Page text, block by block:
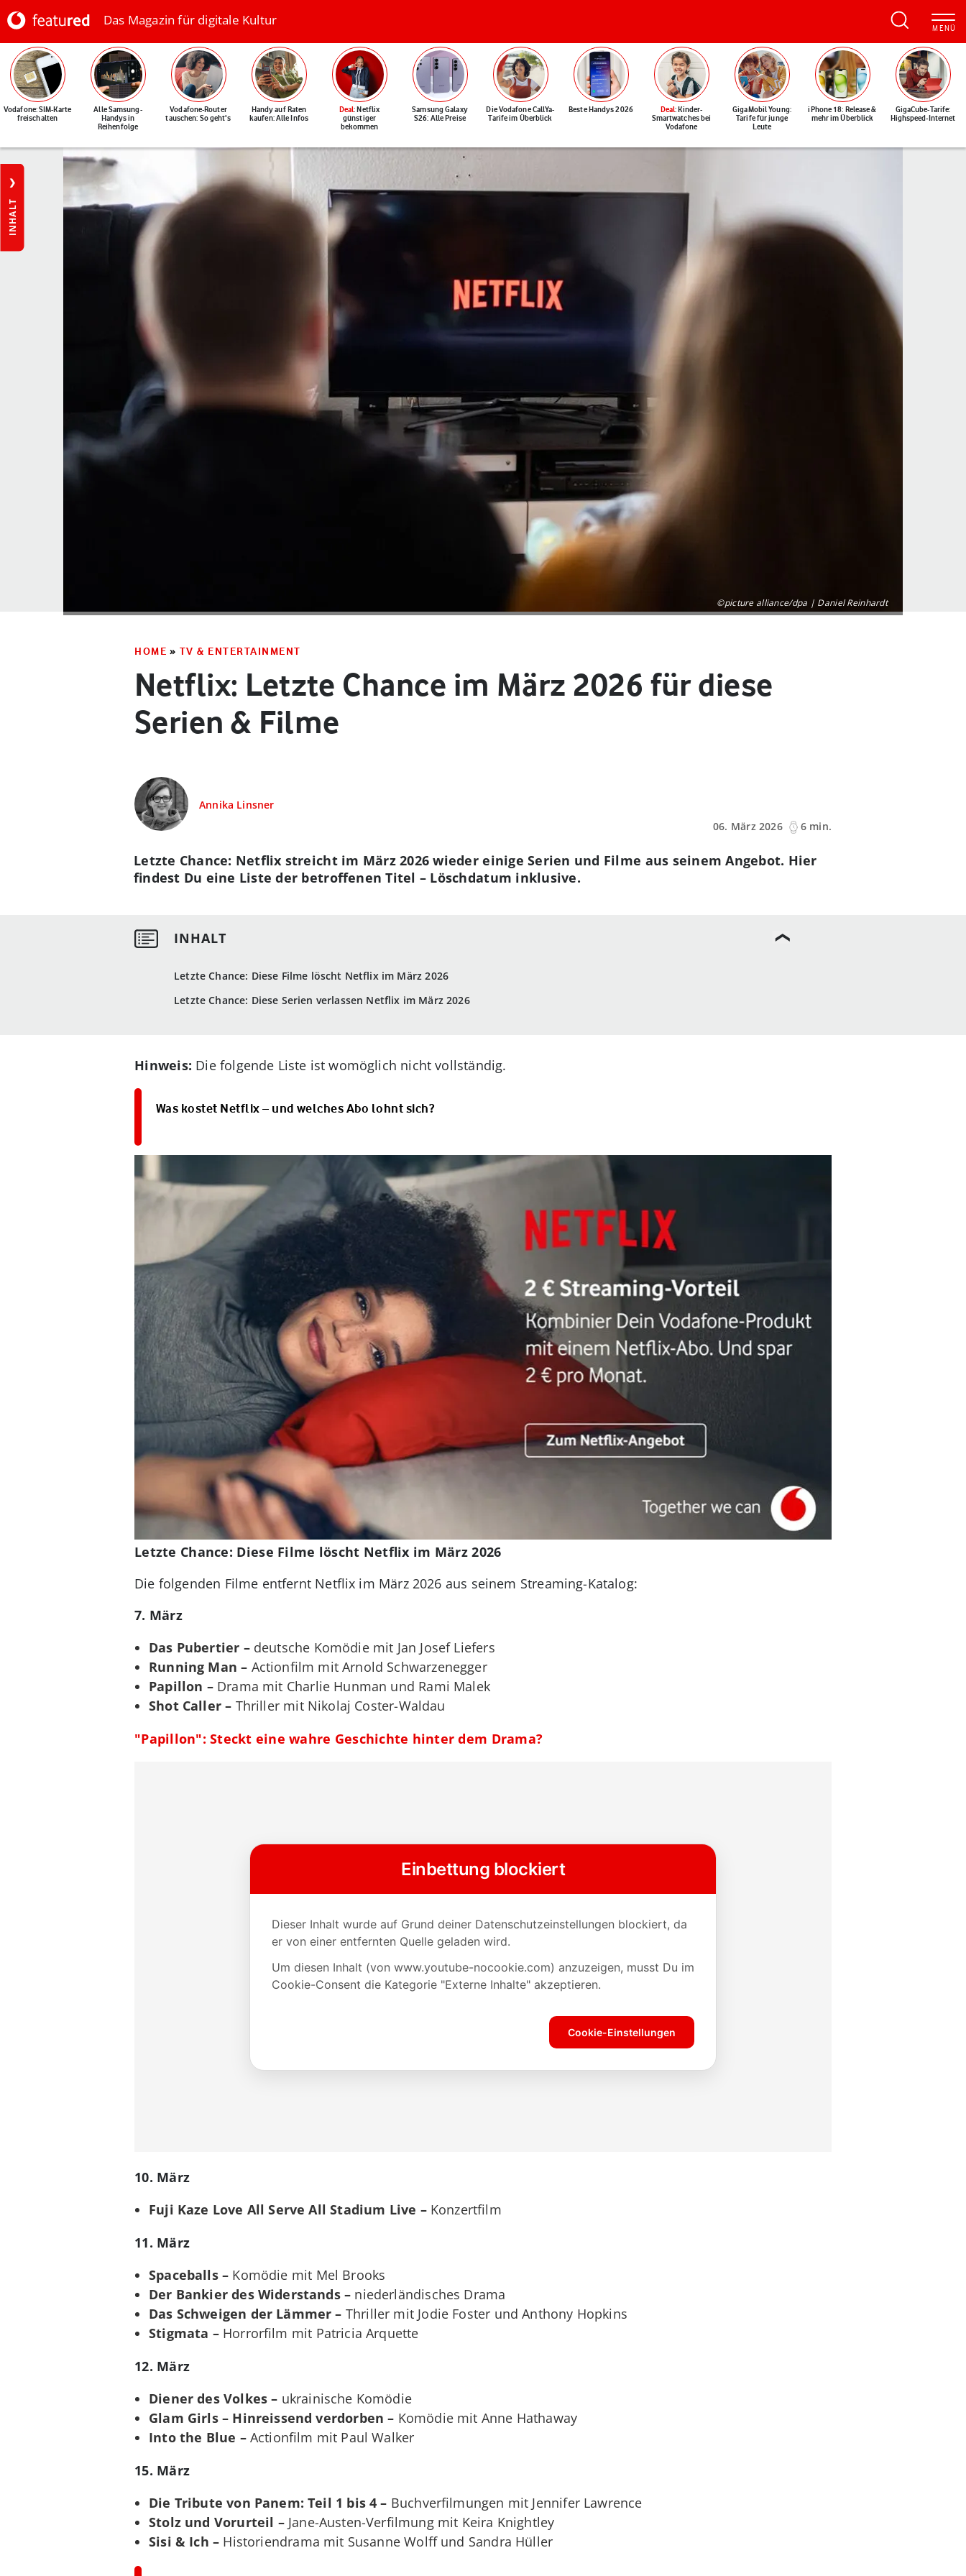
Das Magazin für digitale Kultur
Vodafone: SIM-Karte
freischalten
Alle Samsung-
Handys in
Reihenfolge
Vodafone-Router
tauschen: So geht's
Handy auf Raten
kaufen: Alle Infos
Deal: Netflix
günstiger
bekommen
Samsung Galaxy
S26: Alle Preise
Die Vodafone CallYa-
Tarife im Überblick
Beste Handys 2026 Deal: Kinder-
Smartwatches bei
Vodafone
GigaMobil Young:
Tarife für junge
Leute
iPhone 18: Release &
mehr im Überblick
GigaCube-Tarife:
Highspeed-Internet
INHALT
©picture alliance/dpa | Daniel Reinhardt
HOME » TV & ENTERTAINMENT
Netflix: Letzte Chance im März 2026 für diese
Serien & Filme
Annika Linsner
06. März 2026
6 min.
Letzte Chance: Diese Filme löscht Netflix im März 2026
Letzte Chance: Diese Serien verlassen Netflix im März 2026
Letzte Chance: Netflix streicht im März 2026 wieder einige Serien und Filme aus seinem Angebot. Hier
findest Du eine Liste der betroffenen Titel – Löschdatum inklusive.
Hinweis: Die folgende Liste ist womöglich nicht vollständig.
Was kostet Netflix – und welches Abo lohnt sich?
Letzte Chance: Diese Filme löscht Netflix im März 2026
Die folgenden Filme entfernt Netflix im März 2026 aus seinem Streaming-Katalog:
7. März
Das Pubertier –deutsche Komödie mit Jan Josef Liefers
Running Man – Actionfilm mit Arnold Schwarzenegger
Papillon –Drama mit Charlie Hunman und Rami Malek
Shot Caller – Thriller mit Nikolaj Coster-Waldau
"Papillon": Steckt eine wahre Geschichte hinter dem Drama?
10. März
Fuji Kaze Love All Serve All Stadium Live –Konzertfilm
11. März
Spaceballs – Komödie mit Mel Brooks
Der Bankier des Widerstands – niederländisches Drama
Das Schweigen der Lämmer – Thriller mit Jodie Foster und Anthony Hopkins
Stigmata –Horrorfilm mit Patricia Arquette
12. März
Diener des Volkes – ukrainische Komödie
Glam Girls – Hinreissend verdorben – Komödie mit Anne Hathaway
Into the Blue –Actionfilm mit Paul Walker
15. März
Die Tribute von Panem: Teil 1 bis 4 – Buchverfilmungen mit Jennifer Lawrence
Stolz und Vorurteil –Jane-Austen-Verfilmung mit Keira Knightley
Sisi & Ich – Historiendrama mit Susanne Wolff und Sandra Hüller